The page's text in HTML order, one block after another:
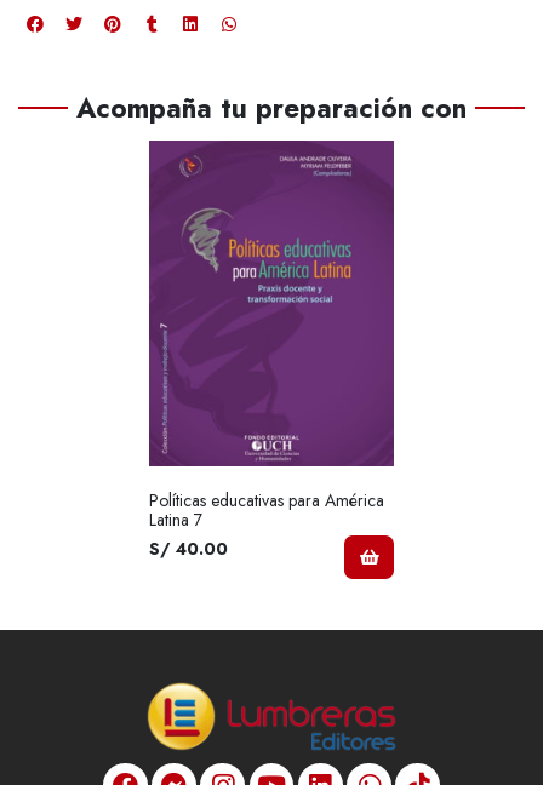
Acompaña tu preparación con
Políticas educativas para América
Latina 7
S/ 40.00